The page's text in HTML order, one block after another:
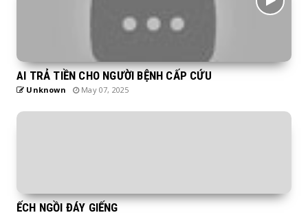
AI TRẢ TIỀN CHO NGƯỜI BỆNH CẤP CỨU
Unknown May 07, 2025
ẾCH NGỒI ĐÁY GIẾNG